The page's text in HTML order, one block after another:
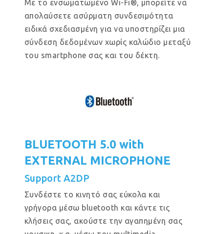
Με το ενσωματωμένο Wi-Fi®, μπορείτε να
απολαύσετε ασύρματη συνδεσιμότητα
ειδικά σχεδιασμένη για να υποστηρίζει μια
σύνδεση δεδομένων χωρίς καλώδιο μεταξύ
του smartphone σας και του δέκτη.
BLUETOOTH 5.0 with
EXTERNAL MICROPHONE
Support A2DP
Συνδέστε το κινητό σας εύκολα και
γρήγορα μέσω bluetooth και κάντε τις
κλήσεις σας, ακούστε την αγαπημένη σας